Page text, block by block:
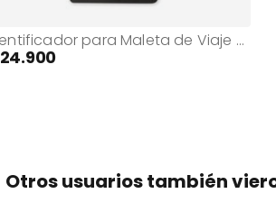
Identificador para Maleta de Viaje Real Madrid Negro
24.900
Otros usuarios también